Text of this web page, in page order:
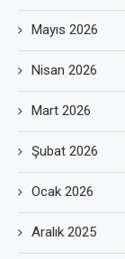
Mayıs 2026
Nisan 2026
Mart 2026
Şubat 2026
Ocak 2026
Aralık 2025